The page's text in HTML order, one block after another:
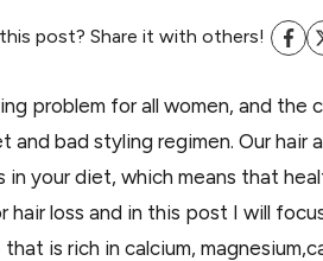
post? Share it with others!
problem for all women, and the
and bad styling regimen. Our hair
your diet, which means that
loss and in this post I will
is rich in calcium,